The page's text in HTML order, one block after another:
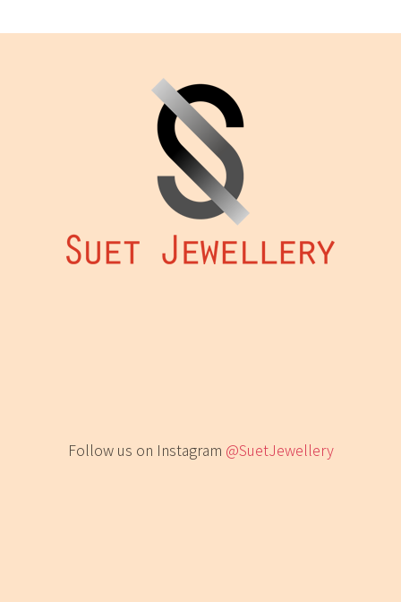
Follow us on Instagram @SuetJewellery